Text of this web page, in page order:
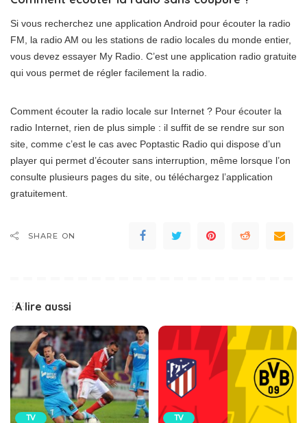
Si vous recherchez une application Android pour écouter la radio
FM, la radio AM ou les stations de radio locales du monde entier,
vous devez essayer My Radio. C’est une application radio gratuite
qui vous permet de régler facilement la radio.
Comment écouter la radio locale sur Internet ? Pour écouter la
radio Internet, rien de plus simple : il suffit de se rendre sur son
site, comme c’est le cas avec Poptastic Radio qui dispose d’un
player qui permet d’écouter sans interruption, même lorsque l’on
consulte plusieurs pages du site, ou téléchargez l’application
gratuitement.
SHARE ON
A lire aussi
TV TV